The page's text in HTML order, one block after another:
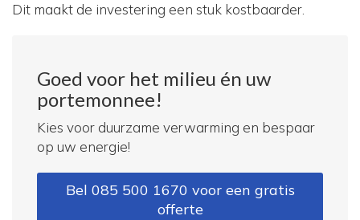
Dit maakt de investering een stuk kostbaarder.
Goed voor het milieu én uw
portemonnee!
Kies voor duurzame verwarming en bespaar
op uw energie!
Bel 085 500 1670 voor een gratis
offerte